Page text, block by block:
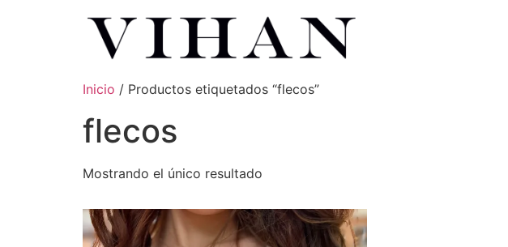
Inicio / Productos etiquetados “flecos”
flecos
Mostrando el único resultado